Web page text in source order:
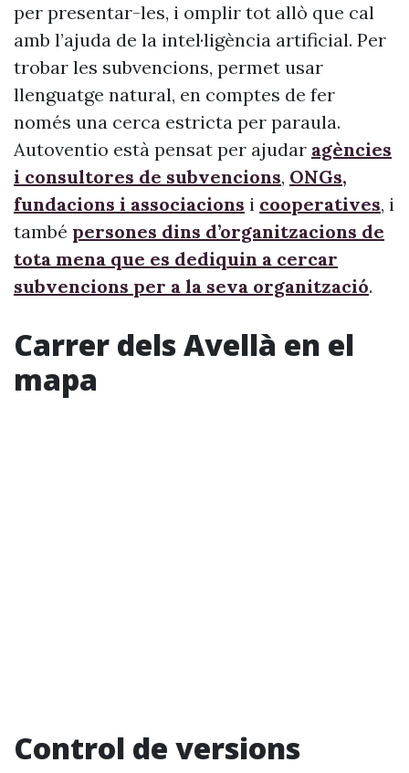
per presentar-les, i omplir tot allò que cal
amb l’ajuda de la intel·ligència artificial. Per
trobar les subvencions, permet usar
llenguatge natural, en comptes de fer
només una cerca estricta per paraula.
Autoventio està pensat per ajudar agències
i consultores de subvencions, ONGs,
fundacions i associacions i cooperatives, i
també persones dins d’organitzacions de
tota mena que es dediquin a cercar
subvencions per a la seva organització.
Carrer dels Avellà en el
mapa
Control de versions